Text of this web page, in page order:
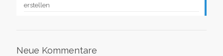
erstellen
Neue Kommentare